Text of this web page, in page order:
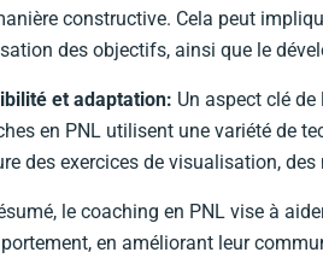
constructive. Cela peut
des objectifs, ainsi que le
et adaptation: Un aspect clé
en PNL utilisent une variété de
des exercices de visualisation,
le coaching en PNL vise à
en améliorant leur